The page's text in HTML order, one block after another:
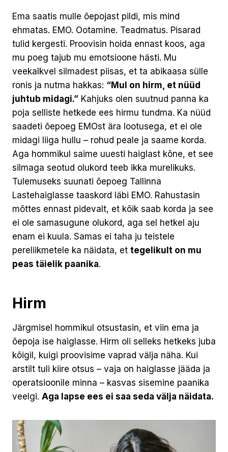
Ema saatis mulle õepojast pildi, mis mind
ehmatas. EMO. Ootamine. Teadmatus. Pisarad
tulid kergesti. Proovisin hoida ennast koos, aga
mu poeg tajub mu emotsioone hästi. Mu
veekalkvel silmadest piisas, et ta abikaasa sülle
ronis ja nutma hakkas: “Mul on hirm, et nüüd
juhtub midagi.” Kahjuks olen suutnud panna ka
poja selliste hetkede ees hirmu tundma. Ka nüüd
saadeti õepoeg EMOst ära lootusega, et ei ole
midagi liiga hullu – rohud peale ja saame korda.
Aga hommikul saime uuesti haiglast kõne, et see
silmaga seotud olukord teeb ikka murelikuks.
Tulemuseks suunati õepoeg Tallinna
Lastehaiglasse taaskord läbi EMO. Rahustasin
mõttes ennast pidevalt, et kõik saab korda ja see
ei ole samasugune olukord, aga sel hetkel aju
enam ei kuula. Samas ei taha ju teistele
pereliikmetele ka näidata, et tegelikult on mu
peas täielik paanika.
Hirm
Järgmisel hommikul otsustasin, et viin ema ja
õepoja ise haiglasse. Hirm oli selleks hetkeks juba
kõigil, kuigi proovisime vaprad välja näha. Kui
arstilt tuli kiire otsus – vaja on haiglasse jääda ja
operatsioonile minna – kasvas sisemine paanika
veelgi. Aga lapse ees ei saa seda välja näidata.